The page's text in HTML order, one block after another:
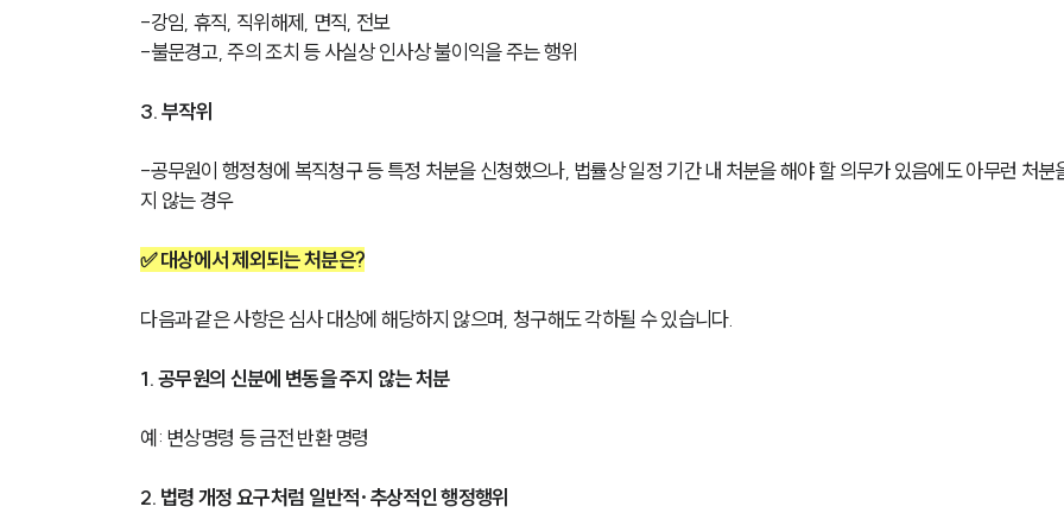
-강임, 휴직, 직위해제, 면직, 전보
-불문경고, 주의 조치 등 사실상 인사상 불이익을 주는 행위
3. 부작위
-공무원이 행정청에 복직청구 등 특정 처분을 신청했으나, 법률상 일정 기간 내 처분을 해야 할 의무가 있음에도 아무런 처분
지 않는 경우
✅ 대상에서 제외되는 처분은?
다음과 같은 사항은 심사 대상에 해당하지 않으며, 청구해도 각하될 수 있습니다.
1. 공무원의 신분에 변동을 주지 않는 처분
예: 변상명령 등 금전 반환 명령
2. 법령 개정 요구처럼 일반적·추상적인 행정행위